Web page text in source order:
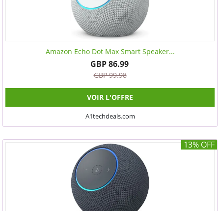
Amazon Echo Dot Max Smart Speaker...
GBP 86.99
GBP 99.98
VOIR L'OFFRE
A1techdeals.com
13% OFF